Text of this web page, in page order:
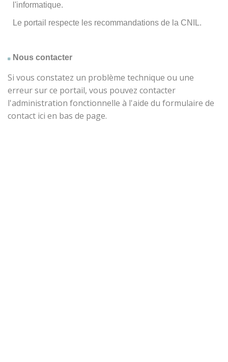
l'informatique.
Le portail respecte les recommandations de la CNIL.
Nous contacter
Si vous constatez un problème technique ou une
erreur sur ce portail, vous pouvez contacter
l'administration fonctionnelle à l'aide du formulaire de
contact ici en bas de page.